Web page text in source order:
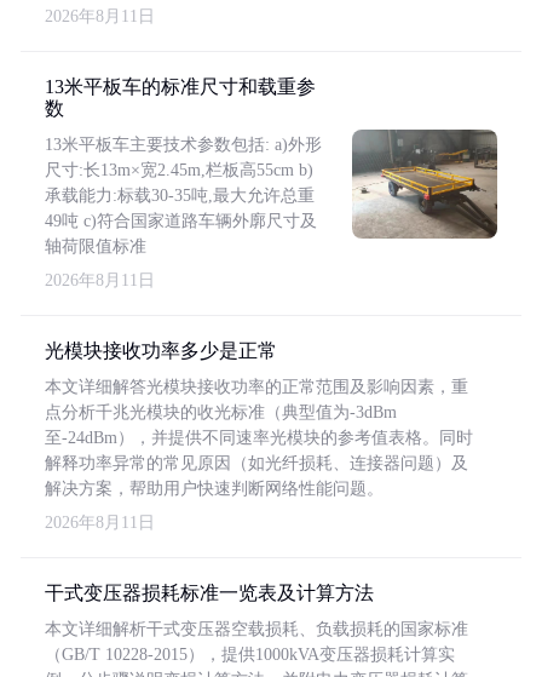
2026年8月11日
13米平板车的标准尺寸和载重参
数
13米平板车主要技术参数包括: a)外形
尺寸:长13m×宽2.45m,栏板高55cm b)
承载能力:标载30-35吨,最大允许总重
49吨 c)符合国家道路车辆外廓尺寸及
轴荷限值标准
2026年8月11日
光模块接收功率多少是正常
本文详细解答光模块接收功率的正常范围及影响因素，重
点分析千兆光模块的收光标准（典型值为-3dBm
至-24dBm），并提供不同速率光模块的参考值表格。同时
解释功率异常的常见原因（如光纤损耗、连接器问题）及
解决方案，帮助用户快速判断网络性能问题。
2026年8月11日
干式变压器损耗标准一览表及计算方法
本文详细解析干式变压器空载损耗、负载损耗的国家标准
（GB/T 10228-2015），提供1000kVA变压器损耗计算实